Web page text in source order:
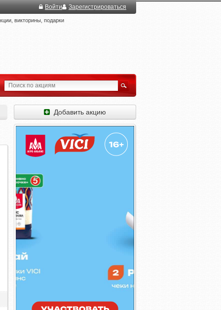
Войти Зарегистрироваться
викторины, подарки
Добавить акцию